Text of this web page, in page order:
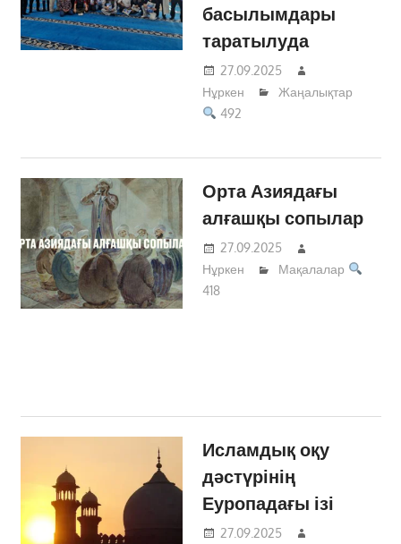
басылымдары
таратылуда
27.09.2025
Нұркен
Жаңалықтар
492
Орта Азиядағы
алғашқы сопылар
27.09.2025
Нұркен
Мақалалар
418
Исламдық оқу
дәстүрінің
Еуропадағы ізі
27.09.2025